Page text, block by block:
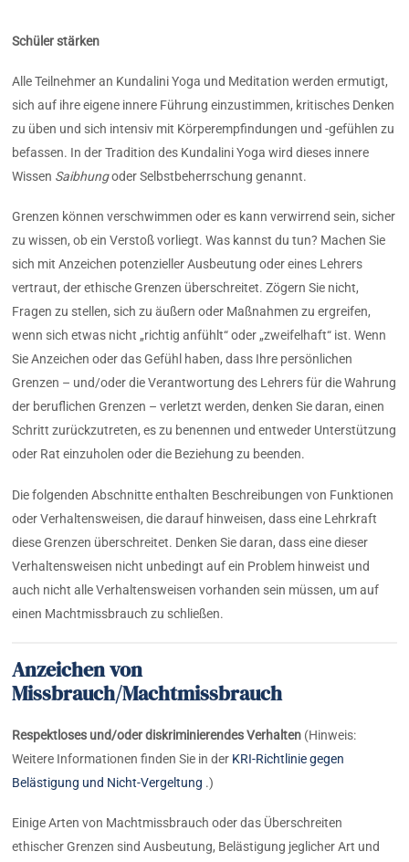
Schüler stärken
Alle Teilnehmer an Kundalini Yoga und Meditation werden ermutigt,
sich auf ihre eigene innere Führung einzustimmen, kritisches Denken
zu üben und sich intensiv mit Körperempfindungen und -gefühlen zu
befassen. In der Tradition des Kundalini Yoga wird dieses innere
Wissen Saibhungoder Selbstbeherrschung genannt.
Grenzen können verschwimmen oder es kann verwirrend sein, sicher
zu wissen, ob ein Verstoß vorliegt. Was kannst du tun? Machen Sie
sich mit Anzeichen potenzieller Ausbeutung oder eines Lehrers
vertraut, der ethische Grenzen überschreitet. Zögern Sie nicht,
Fragen zu stellen, sich zu äußern oder Maßnahmen zu ergreifen,
wenn sich etwas nicht „richtig anfühlt“ oder „zweifelhaft“ ist. Wenn
Sie Anzeichen oder das Gefühl haben, dass Ihre persönlichen
Grenzen – und/oder die Verantwortung des Lehrers für die Wahrung
der beruflichen Grenzen – verletzt werden, denken Sie daran, einen
Schritt zurückzutreten, es zu benennen und entweder Unterstützung
oder Rat einzuholen oder die Beziehung zu beenden.
Die folgenden Abschnitte enthalten Beschreibungen von Funktionen
oder Verhaltensweisen, die darauf hinweisen, dass eine Lehrkraft
diese Grenzen überschreitet. Denken Sie daran, dass eine dieser
Verhaltensweisen nicht unbedingt auf ein Problem hinweist und
auch nicht alle Verhaltensweisen vorhanden sein müssen, um auf
einen Machtmissbrauch zu schließen.
Anzeichen von
Missbrauch/Machtmissbrauch
Respektloses und/oder diskriminierendes Verhalten (Hinweis:
Weitere Informationen finden Sie in der KRI-Richtlinie gegen
Belästigung und Nicht-Vergeltung .)
Einige Arten von Machtmissbrauch oder das Überschreiten
ethischer Grenzen sind Ausbeutung, Belästigung jeglicher Art und